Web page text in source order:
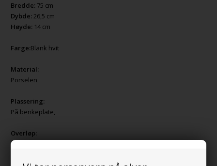
Bredde: 75 cm
Dybde: 26,5 cm
Høyde: 14 cm
Farge:Blank hvit
Material:
Porselen
Plassering:
På benkeplate,
Overløp:
Servanten har overløp